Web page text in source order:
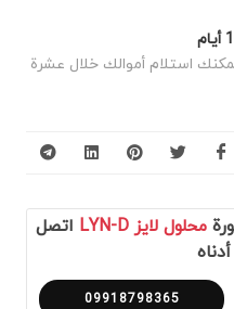
استلام أموالك خلال عشرة
محلول لایز LYN-D
اتصل
09918798365